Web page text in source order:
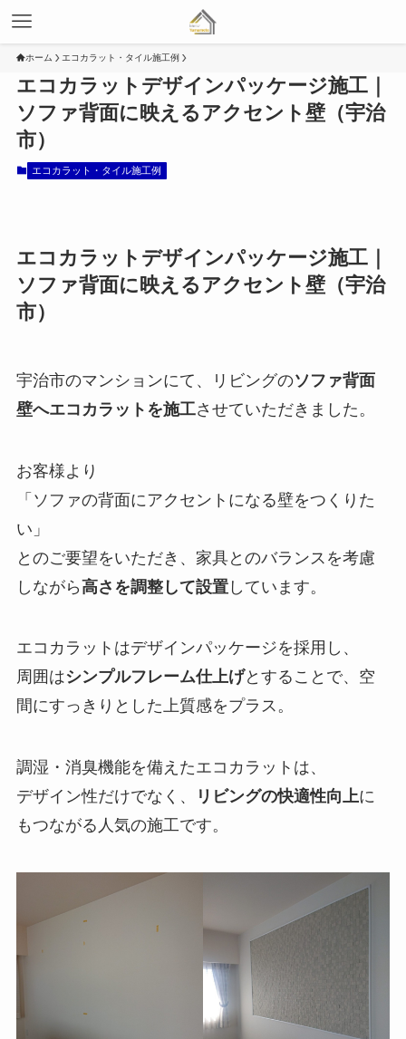
ホーム エコカラット・タイル施工例
エコカラットデザインパッケージ施工｜
ソファ背面に映えるアクセント壁（宇治
市）
エコカラット・タイル施工例
エコカラットデザインパッケージ施工｜
ソファ背面に映えるアクセント壁（宇治
市）
宇治市のマンションにて、リビングのソファ背面
壁へエコカラットを施工させていただきました。
お客様より
「ソファの背面にアクセントになる壁をつくりた
い」
とのご要望をいただき、家具とのバランスを考慮
しながら高さを調整して設置しています。
エコカラットはデザインパッケージを採用し、
周囲はシンプルフレーム仕上げとすることで、空
間にすっきりとした上質感をプラス。
調湿・消臭機能を備えたエコカラットは、
デザイン性だけでなく、
リビングの快適性向上に
もつながる人気の施工です。